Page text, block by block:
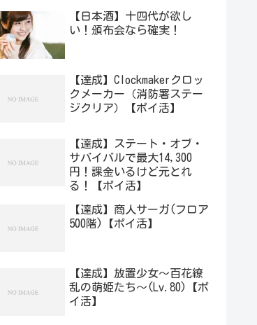
【日本酒】十四代が欲し
い！頒布会なら確実！
【達成】Clockmakerクロッ
クメーカー（消防署ステー
ジクリア）【ポイ活】
【達成】ステート・オブ・
サバイバルで最大14,300
円！課金いるけど元とれ
る！【ポイ活】
【達成】商人サーガ(フロア
500階)【ポイ活】
【達成】放置少女〜百花繚
乱の萌姫たち〜(Lv.80)【ポ
イ活】